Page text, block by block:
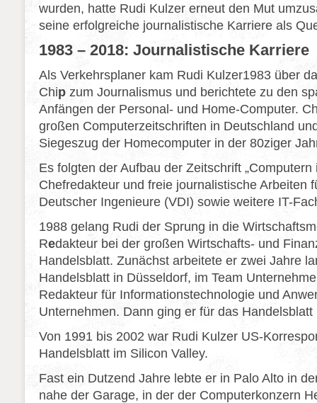
wurden, hatte Rudi Kulzer erneut den Mut
seine erfolgreiche journalistische Karriere als
1983 – 2018: Journalistische Karriere
Als Verkehrsplaner kam Rudi Kulzer1983 über
Chip zum Journalismus und berichtete zu den
Anfängen der Personal- und Home-Computer.
großen Computerzeitschriften in Deutschland
Siegeszug der Homecomputer in der 80ziger
Es folgten der Aufbau der Zeitschrift „Computern
Chefredakteur und freie journalistische Arbeiten
Deutscher Ingenieure (VDI) sowie weitere IT-
1988 gelang Rudi der Sprung in die
Redakteur bei der großen Wirtschafts- und
Handelsblatt. Zunächst arbeitete er zwei Jahre
Handelsblatt in Düsseldorf, im Team
Redakteur für Informationstechnologie und
Unternehmen. Dann ging er für das Handelsblatt
Von 1991 bis 2002 war Rudi Kulzer US-
Handelsblatt im Silicon Valley.
Fast ein Dutzend Jahre lebte er in Palo Alto in
nahe der Garage, in der der Computerkonzern